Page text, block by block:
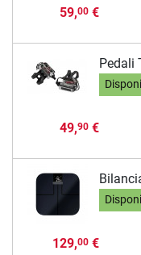
59,00€
Pedali
49,90€
129,00€